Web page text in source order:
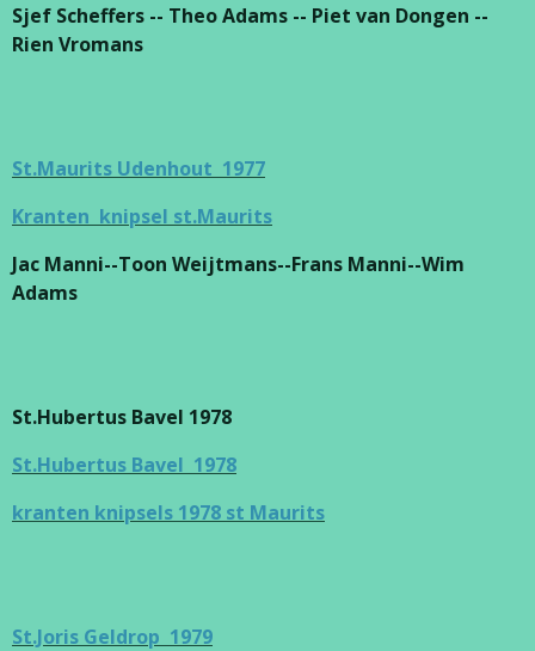
Sjef Scheffers -- Theo Adams -- Piet van Dongen --
Rien Vromans
St.Maurits Udenhout 1977
Kranten knipsel st.Maurits
Jac Manni--Toon Weijtmans--Frans Manni--Wim
Adams
St.Hubertus Bavel 1978
St.Hubertus Bavel 1978
kranten knipsels 1978 st Maurits
St.Joris Geldrop 1979